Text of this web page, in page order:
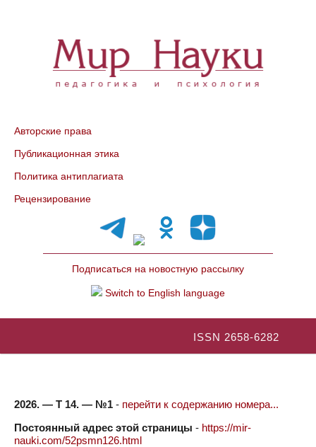
Авторские права
Публикационная этика
Политика антиплагиата
Рецензирование
Подписаться на новостную рассылку
Switch to English language
ISSN 2658-6282
2026. — Т 14. — №1 - перейти к содержанию номера...
Постоянный адрес этой страницы - https://mir-
nauki.com/52psmn126.html